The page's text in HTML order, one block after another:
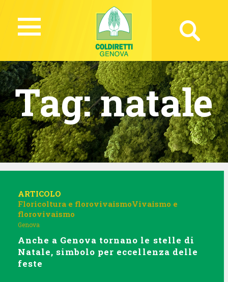
Tag:natale
ARTICOLO
Floricoltura e florovivaismoVivaismo e
florovivaismo
Genova
Anche a Genova tornano le stelle di
Natale, simbolo per eccellenza delle
feste